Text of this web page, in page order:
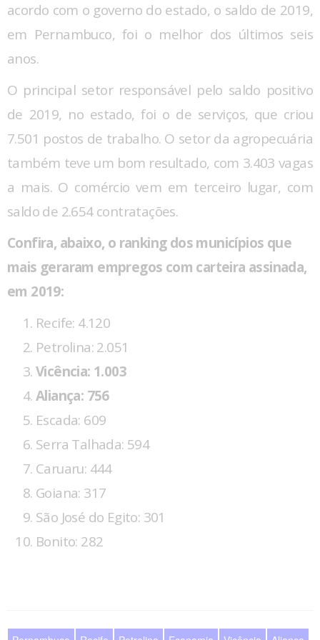
acordo com o governo do estado, o saldo de 2019,
em Pernambuco, foi o melhor dos últimos seis
anos.
O principal setor responsável pelo saldo positivo
de 2019, no estado, foi o de serviços, que criou
7.501 postos de trabalho. O setor da agropecuária
também teve um bom resultado, com 3.403 vagas
a mais. O comércio vem em terceiro lugar, com
saldo de 2.654 contratações.
Confira, abaixo, o ranking dos municípios que
mais geraram empregos com carteira assinada,
em 2019:
Recife: 4.120
Petrolina: 2.051
Vicência: 1.003
Aliança: 756
Escada: 609
Serra Talhada: 594
Caruaru: 444
Goiana: 317
São José do Egito: 301
Bonito: 282